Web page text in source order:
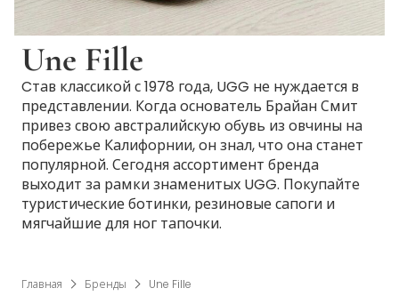
Une Fille
Cтав классикой с 1978 года, UGG не нуждается в
представлении. Когда основатель Брайан Смит
привез свою австралийскую обувь из овчины на
побережье Калифорнии, он знал, что она станет
популярной. Сегодня ассортимент бренда
выходит за рамки знаменитых UGG. Покупайте
туристические ботинки, резиновые сапоги и
мягчайшие для ног тапочки.
Главная Бренды Une Fille